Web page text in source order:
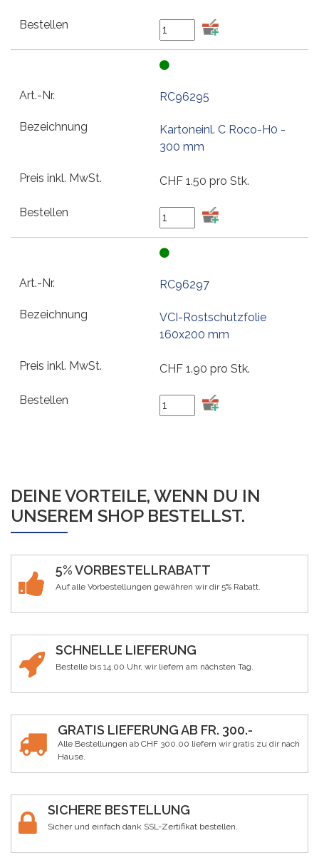
RC96295
Kartoneinl. C Roco-H0 -
300 mm
CHF 1.50 pro Stk.
RC96297
VCI-Rostschutzfolie
160x200 mm
CHF 1.90 pro Stk.
DEINE VORTEILE, WENN DU IN
UNSEREM SHOP BESTELLST.
5% VORBESTELLRABATT
Auf alle Vorbestellungen gewähren wir dir 5% Rabatt.
SCHNELLE LIEFERUNG
Bestelle bis 14.00 Uhr, wir liefern am nächsten Tag.
GRATIS LIEFERUNG AB FR. 300.-
Alle Bestellungen ab CHF 300.00 liefern wir gratis zu dir nach
Hause.
SICHERE BESTELLUNG
Sicher und einfach dank SSL-Zertifikat bestellen.